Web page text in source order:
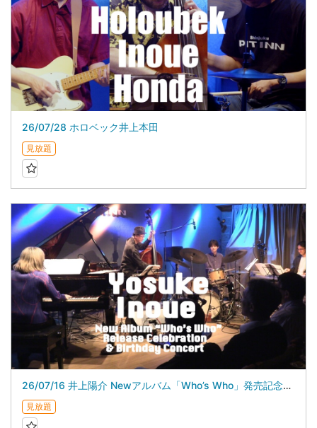
26/07/28 ホロベック井上本田
見放題
26/07/16 井上陽介 Newアルバム「Who’s Who」発売記念＆バースデイライブ
見放題